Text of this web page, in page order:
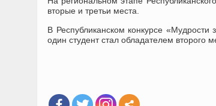
вторые и третьи места.
В Республиканском конкурсе
один студент стал обладателем второго